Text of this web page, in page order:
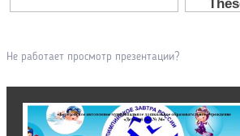
Не работает просмотр презентации?